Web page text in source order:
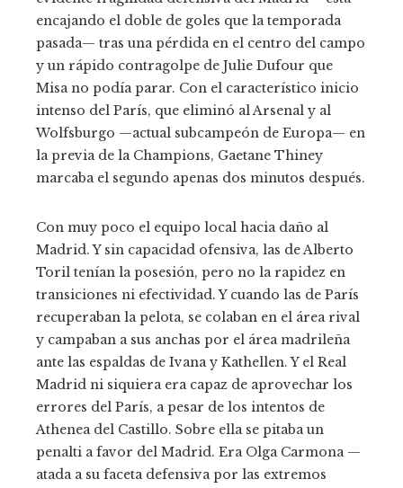
encajando el doble de goles que la temporada
pasada— tras una pérdida en el centro del campo
y un rápido contragolpe de Julie Dufour que
Misa no podía parar. Con el característico inicio
intenso del París, que eliminó al Arsenal y al
Wolfsburgo —actual subcampeón de Europa— en
la previa de la Champions, Gaetane Thiney
marcaba el segundo apenas dos minutos después.
Con muy poco el equipo local hacia daño al
Madrid. Y sin capacidad ofensiva, las de Alberto
Toril tenían la posesión, pero no la rapidez en
transiciones ni efectividad. Y cuando las de París
recuperaban la pelota, se colaban en el área rival
y campaban a sus anchas por el área madrileña
ante las espaldas de Ivana y Kathellen. Y el Real
Madrid ni siquiera era capaz de aprovechar los
errores del París, a pesar de los intentos de
Athenea del Castillo. Sobre ella se pitaba un
penalti a favor del Madrid. Era Olga Carmona —
atada a su faceta defensiva por las extremos